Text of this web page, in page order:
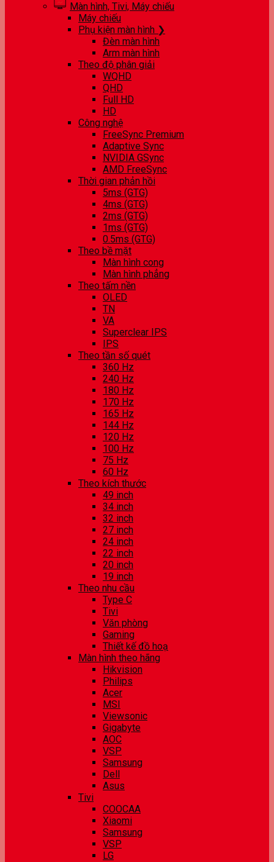
Màn hình, Tivi, Máy chiếu
Máy chiếu
Phụ kiện màn hình ❯
Đèn màn hình
Arm màn hình
Theo độ phân giải
WQHD
QHD
Full HD
HD
Công nghệ
FreeSync Premium
Adaptive Sync
NVIDIA GSync
AMD FreeSync
Thời gian phản hồi
5ms (GTG)
4ms (GTG)
2ms (GTG)
1ms (GTG)
0.5ms (GTG)
Theo bề mặt
Màn hình cong
Màn hình phẳng
Theo tấm nền
OLED
TN
VA
Superclear IPS
IPS
Theo tần số quét
360 Hz
240 Hz
180 Hz
170 Hz
165 Hz
144 Hz
120 Hz
100 Hz
75 Hz
60 Hz
Theo kích thước
49 inch
34 inch
32 inch
27 inch
24 inch
22 inch
20 inch
19 inch
Theo nhu cầu
Type C
Tivi
Văn phòng
Gaming
Thiết kế đồ hoạ
Màn hình theo hãng
Hikvision
Philips
Acer
MSI
Viewsonic
Gigabyte
AOC
VSP
Samsung
Dell
Asus
Tivi
COOCAA
Xiaomi
Samsung
VSP
LG